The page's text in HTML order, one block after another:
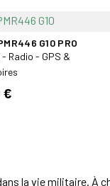
la vie militaire. À
G10 PRO
Radio - GPS &
€